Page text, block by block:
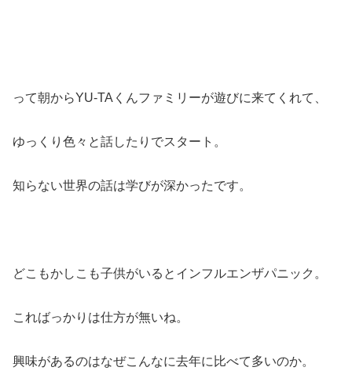
って朝からYU-TAくんファミリーが遊びに来てくれて、
ゆっくり色々と話したりでスタート。
知らない世界の話は学びが深かったです。
どこもかしこも子供がいるとインフルエンザパニック。
こればっかりは仕方が無いね。
興味があるのはなぜこんなに去年に比べて多いのか。